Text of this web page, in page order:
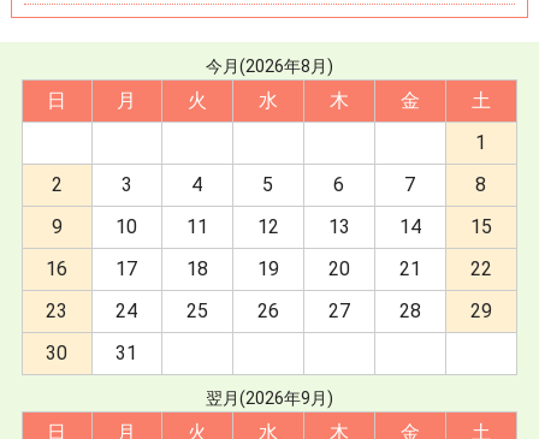
今月(2026年8月)
日 月 火 水 木 金
土
1
2
3 4 5 6 7
8
9
10 11 12 13 14
15
16
17 18 19 20 21
22
23
24 25 26 27 28
29
30
31
翌月(2026年9月)
日 月 火 水 木 金 土